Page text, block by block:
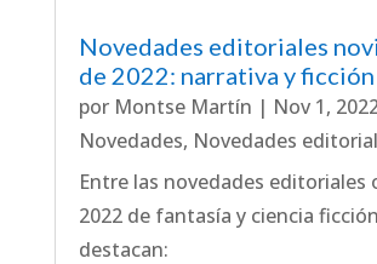
Novedades editoriales
de 2022: narrativa y ficción
por Montse Martín | Nov 1,
Novedades, Novedades
Entre las novedades editoriales
2022 de fantasía y ciencia ficción
destacan: